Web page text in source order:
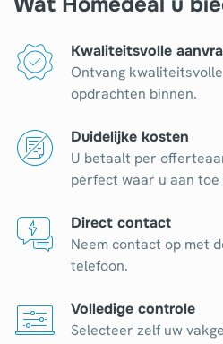
Kwaliteitsvolle
Ontvang
opdrachten binnen.
Duidelijke kosten
U betaalt per
perfect waar u aan toe
Direct contact
Neem contact op met
telefoon.
Volledige controle
Selecteer zelf uw